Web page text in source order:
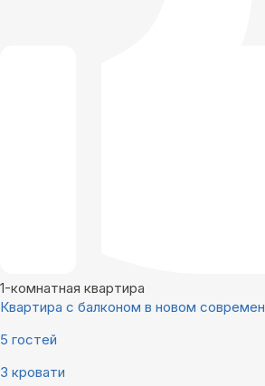
1-комнатная квартира
Квартира с балконом в новом
5 гостей
3 кровати